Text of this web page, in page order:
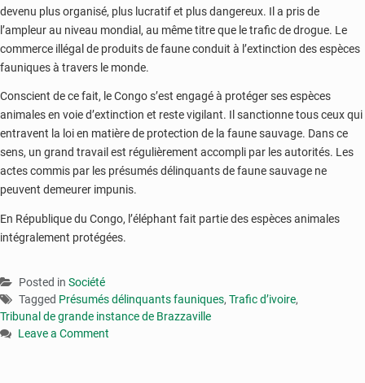
devenu plus organisé, plus lucratif et plus dangereux. Il a pris de
l’ampleur au niveau mondial, au même titre que le trafic de drogue. Le
commerce illégal de produits de faune conduit à l’extinction des espèces
fauniques à travers le monde.
Conscient de ce fait, le Congo s’est engagé à protéger ses espèces
animales en voie d’extinction et reste vigilant. Il sanctionne tous ceux qui
entravent la loi en matière de protection de la faune sauvage. Dans ce
sens, un grand travail est régulièrement accompli par les autorités. Les
actes commis par les présumés délinquants de faune sauvage ne
peuvent demeurer impunis.
En République du Congo, l’éléphant fait partie des espèces animales
intégralement protégées.
Posted in Société
Tagged Présumés délinquants fauniques, Trafic d’ivoire,
Tribunal de grande instance de Brazzaville
Leave a Comment